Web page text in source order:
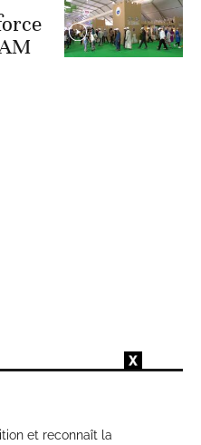
et reconnaît la